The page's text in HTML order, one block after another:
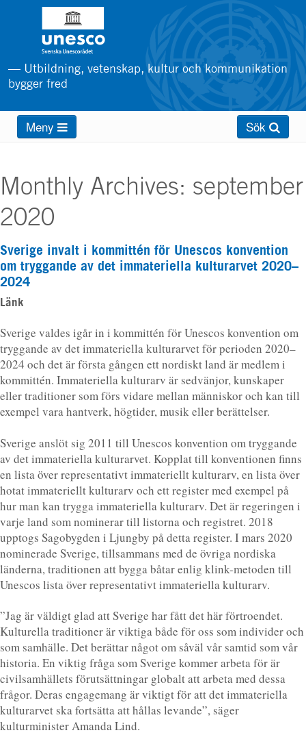
huvudinnehåll
— Utbildning, vetenskap, kultur och kommunikation
bygger fred
Main
menuMeny Sök
Monthly Archives: september
2020
Sverige invalt i kommittén för Unescos konvention
om tryggande av det immateriella kulturarvet 2020–
2024
Länk
Sverige valdes igår in i kommittén för Unescos konvention om
tryggande av det immateriella kulturarvet för perioden 2020–
2024 och det är första gången ett nordiskt land är medlem i
kommittén. Immateriella kulturarv är sedvänjor, kunskaper
eller traditioner som förs vidare mellan människor och kan till
exempel vara hantverk, högtider, musik eller berättelser.
Sverige anslöt sig 2011 till Unescos konvention om tryggande
av det immateriella kulturarvet. Kopplat till konventionen finns
en lista över representativt immateriellt kulturarv, en lista över
hotat immateriellt kulturarv och ett register med exempel på
hur man kan trygga immateriella kulturarv. Det är regeringen i
varje land som nominerar till listorna och registret. 2018
upptogs Sagobygden i Ljungby på detta register. I mars 2020
nominerade Sverige, tillsammans med de övriga nordiska
länderna, traditionen att bygga båtar enlig klink-metoden till
Unescos lista över representativt immateriella kulturarv.
”Jag är väldigt glad att Sverige har fått det här förtroendet.
Kulturella traditioner är viktiga både för oss som individer och
som samhälle. Det berättar något om såväl vår samtid som vår
historia. En viktig fråga som Sverige kommer arbeta för är
civilsamhällets förutsättningar globalt att arbeta med dessa
frågor. Deras engagemang är viktigt för att det immateriella
kulturarvet ska fortsätta att hållas levande”, säger
kulturminister Amanda Lind.